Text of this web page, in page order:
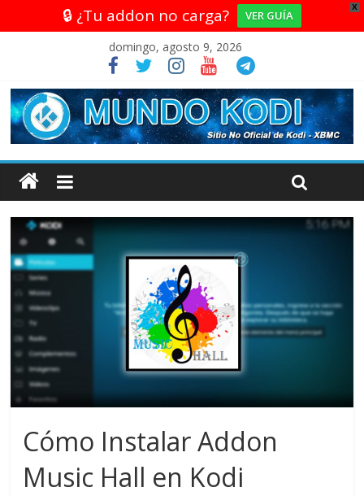
X
🔒 ¿Tu addon no carga? VER GUÍA
domingo, agosto 9, 2026
Cómo Instalar Addon
Music Hall en Kodi